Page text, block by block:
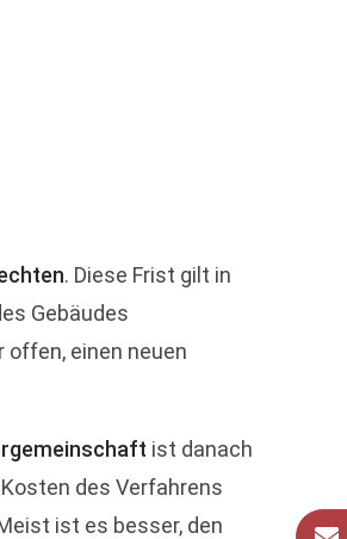
. Diese Frist gilt in
Gebäudes
offen, einen neuen
ist danach
des Verfahrens
ist es besser, den